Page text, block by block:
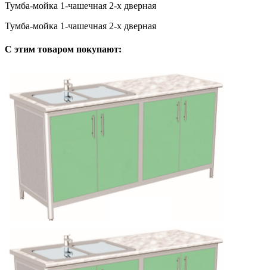
Тумба-мойка 1-чашечная 2-х дверная
Тумба-мойка 1-чашечная 2-х дверная
С этим товаром покупают: